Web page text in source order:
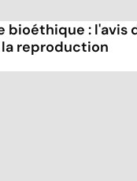
bioéthique : l'avis
reproduction